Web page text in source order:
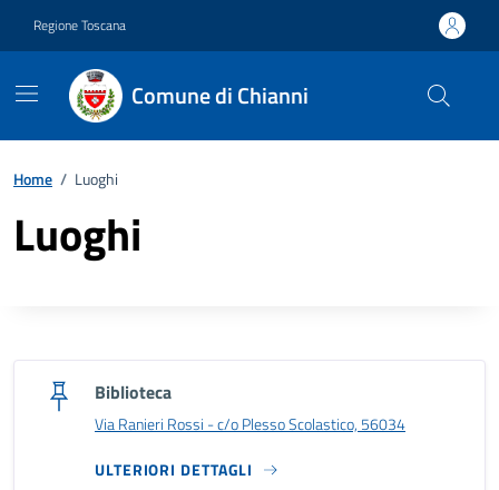
Regione Toscana
Comune di Chianni
Home / Luoghi
Luoghi
Biblioteca
Via Ranieri Rossi - c/o Plesso Scolastico, 56034
ULTERIORI DETTAGLI